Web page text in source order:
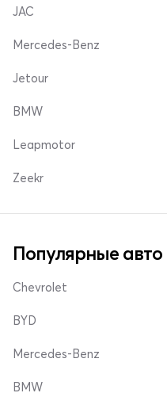
JAC
Mercedes-Benz
Jetour
BMW
Leapmotor
Zeekr
Популярные
Chevrolet
BYD
Mercedes-Benz
BMW